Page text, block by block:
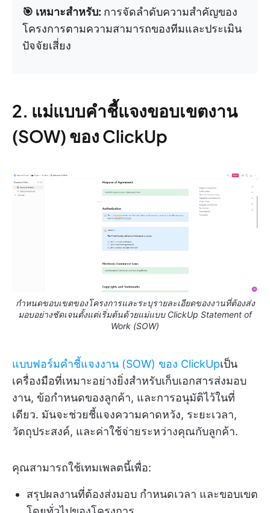
🎯 เหมาะสำหรับ: การจัดลำดับความสำคัญของ
โครงการตามความสามารถของทีมและประเมิน
ปัจจัยเสี่ยง
2. แม่แบบคำชี้แจงขอบเขตงาน
(SOW) ของ ClickUp
กำหนดขอบเขตของโครงการและระบุรายละเอียดของงานที่ต้องส่ง
มอบอย่างชัดเจนตั้งแต่เริ่มต้นด้วยแม่แบบ ClickUp Statement of
Work (SOW)
แบบฟอร์มคำชี้แจงงาน (SOW) ของ ClickUpเป็น
เครื่องมือที่เหมาะอย่างยิ่งสำหรับเก็บเอกสารส่งมอบ
งาน, ข้อกำหนดของลูกค้า, และการอนุมัติไว้ในที่
เดียว. มันจะช่วยชี้แจงความคาดหวัง, ระยะเวลา,
วัตถุประสงค์, และค่าใช้จ่ายระหว่างคุณกับลูกค้า.
คุณสามารถใช้เทมเพลตนี้เพื่อ:
สรุปผลงานที่ต้องส่งมอบ กำหนดเวลา และขอบเขต